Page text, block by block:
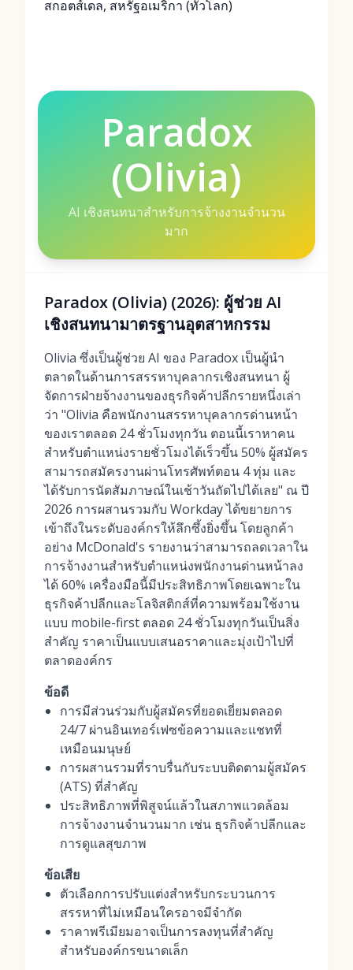
สกอตส์เดล, สหรัฐอเมริกา (ทั่วโลก)
Paradox
(Olivia)
AI เชิงสนทนาสำหรับการจ้างงานจำนวน
มาก
Paradox (Olivia) (2026): ผู้ช่วย AI
เชิงสนทนามาตรฐานอุตสาหกรรม
Olivia ซึ่งเป็นผู้ช่วย AI ของ Paradox เป็นผู้นำ
ตลาดในด้านการสรรหาบุคลากรเชิงสนทนา ผู้
จัดการฝ่ายจ้างงานของธุรกิจค้าปลีกรายหนึ่งเล่า
ว่า "Olivia คือพนักงานสรรหาบุคลากรด่านหน้า
ของเราตลอด 24 ชั่วโมงทุกวัน ตอนนี้เราหาคน
สำหรับตำแหน่งรายชั่วโมงได้เร็วขึ้น 50% ผู้สมัคร
สามารถสมัครงานผ่านโทรศัพท์ตอน 4 ทุ่ม และ
ได้รับการนัดสัมภาษณ์ในเช้าวันถัดไปได้เลย" ณ ปี
2026 การผสานรวมกับ Workday ได้ขยายการ
เข้าถึงในระดับองค์กรให้ลึกซึ้งยิ่งขึ้น โดยลูกค้า
อย่าง McDonald's รายงานว่าสามารถลดเวลาใน
การจ้างงานสำหรับตำแหน่งพนักงานด่านหน้าลง
ได้ 60% เครื่องมือนี้มีประสิทธิภาพโดยเฉพาะใน
ธุรกิจค้าปลีกและโลจิสติกส์ที่ความพร้อมใช้งาน
แบบ mobile-first ตลอด 24 ชั่วโมงทุกวันเป็นสิ่ง
สำคัญ ราคาเป็นแบบเสนอราคาและมุ่งเป้าไปที่
ตลาดองค์กร
ข้อดี
การมีส่วนร่วมกับผู้สมัครที่ยอดเยี่ยมตลอด
24/7 ผ่านอินเทอร์เฟซข้อความและแชทที่
เหมือนมนุษย์
การผสานรวมที่ราบรื่นกับระบบติดตามผู้สมัคร
(ATS) ที่สำคัญ
ประสิทธิภาพที่พิสูจน์แล้วในสภาพแวดล้อม
การจ้างงานจำนวนมาก เช่น ธุรกิจค้าปลีกและ
การดูแลสุขภาพ
ข้อเสีย
ตัวเลือกการปรับแต่งสำหรับกระบวนการ
สรรหาที่ไม่เหมือนใครอาจมีจำกัด
ราคาพรีเมียมอาจเป็นการลงทุนที่สำคัญ
สำหรับองค์กรขนาดเล็ก